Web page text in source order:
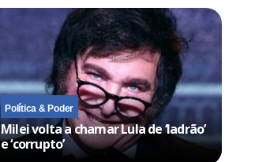
Política & Poder
Milei volta a chamar Lula de ‘ladrão’
e ‘corrupto’